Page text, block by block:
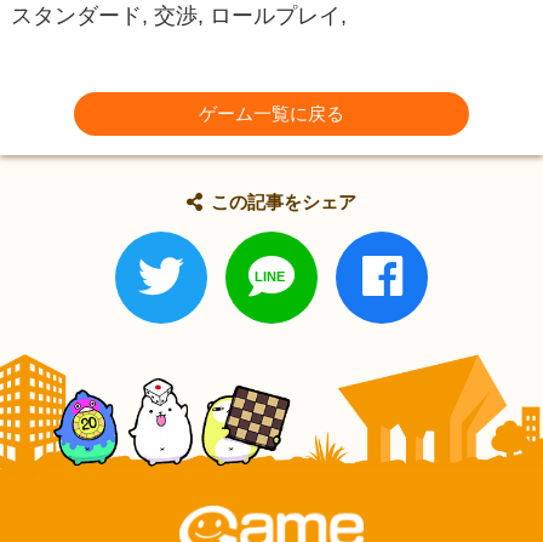
スタンダード, 交渉, ロールプレイ,
ゲーム一覧に戻る
この記事をシェア